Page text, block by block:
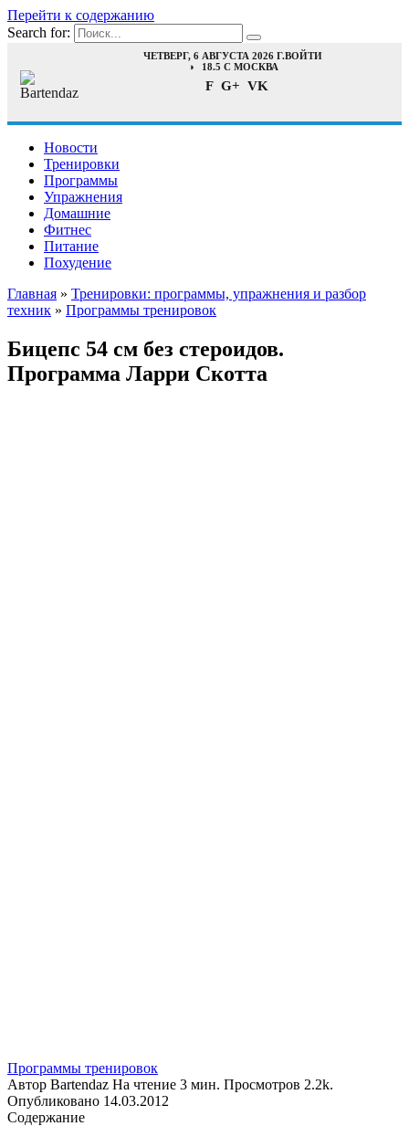
Перейти к содержанию
Search for:
ЧЕТВЕРГ, 6 АВГУСТА 2026 Г.ВОЙТИ
18.5 C МОСКВА
F G+ VK
Новости
Тренировки
Программы
Упражнения
Домашние
Фитнес
Питание
Похудение
Главная » Тренировки: программы, упражнения и разбор
техник » Программы тренировок
Бицепс 54 см без стероидов.
Программа Ларри Скотта
Программы тренировок
Автор Bartendaz На чтение 3 мин. Просмотров 2.2k.
Опубликовано 14.03.2012
Содержание